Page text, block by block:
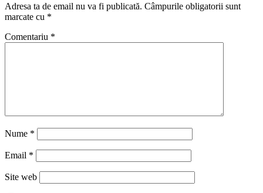
Adresa ta de email nu va fi publicată. Câmpurile obligatorii sunt
marcate cu *
Comentariu *
Nume *
Email *
Site web